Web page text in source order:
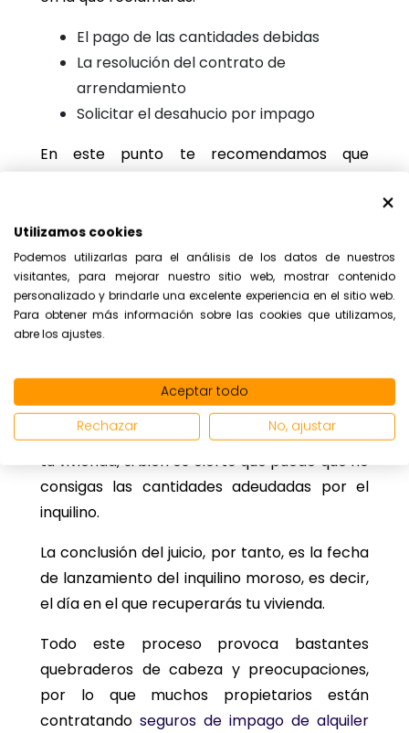
El pago de las cantidades debidas
La resolución del contrato de
arrendamiento
Solicitar el desahucio por impago
En este punto te recomendamos que
Truco 3: Ir a juicio
Ante la demanda por impago, lo más usual es
será necesario acudir a juicio. En este punto
te queremos transmitir algo de calma: como
propietario, tarde o temprano, recuperarás
tu vivienda, si bien es cierto que puede que no
consigas las cantidades adeudadas por el
inquilino.
La conclusión del juicio, por tanto, es la fecha
de lanzamiento del inquilino moroso, es decir,
el día en el que recuperarás tu vivienda.
Todo este proceso provoca bastantes
quebraderos de cabeza y preocupaciones,
por lo que muchos propietarios están
contratando seguros de impago de alquiler
Utilizamos cookies
Podemos utilizarlas para el análisis de los datos de nuestros
visitantes, para mejorar nuestro sitio web, mostrar contenido
personalizado y brindarle una excelente experiencia en el sitio web.
Para obtener más información sobre las cookies que utilizamos,
abre los ajustes.
Aceptar todo
Rechazar
No, ajustar